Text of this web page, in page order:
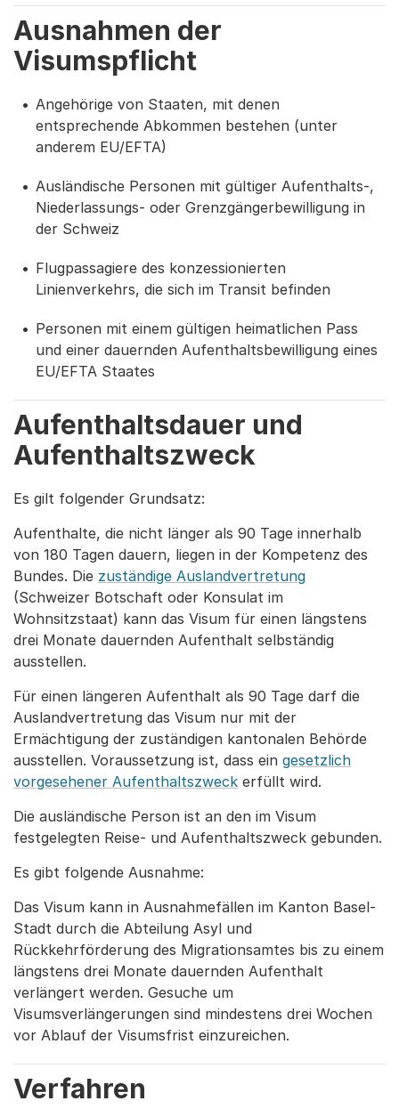
Ausnahmen der
Visumspflicht
Angehörige von Staaten, mit denen
entsprechende Abkommen bestehen (unter
anderem EU/EFTA)
Ausländische Personen mit gültiger Aufenthalts-,
Niederlassungs- oder Grenzgängerbewilligung in
der Schweiz
Flugpassagiere des konzessionierten
Linienverkehrs, die sich im Transit befinden
Personen mit einem gültigen heimatlichen Pass
und einer dauernden Aufenthaltsbewilligung eines
EU/EFTA Staates
Aufenthaltsdauer und
Aufenthaltszweck
Es gilt folgender Grundsatz:
Aufenthalte, die nicht länger als 90 Tage innerhalb
von 180 Tagen dauern, liegen in der Kompetenz des
Bundes. Die zuständige Auslandvertretung
(Schweizer Botschaft oder Konsulat im
Wohnsitzstaat) kann das Visum für einen längstens
drei Monate dauernden Aufenthalt selbständig
ausstellen.
Für einen längeren Aufenthalt als 90 Tage darf die
Auslandvertretung das Visum nur mit der
Ermächtigung der zuständigen kantonalen Behörde
ausstellen. Voraussetzung ist, dass ein gesetzlich
vorgesehener Aufenthaltszweck erfüllt wird.
Die ausländische Person ist an den im Visum
festgelegten Reise- und Aufenthaltszweck gebunden.
Es gibt folgende Ausnahme:
Das Visum kann in Ausnahmefällen im Kanton Basel-
Stadt durch die Abteilung Asyl und
Rückkehrförderung des Migrationsamtes bis zu einem
längstens drei Monate dauernden Aufenthalt
verlängert werden. Gesuche um
Visumsverlängerungen sind mindestens drei Wochen
vor Ablauf der Visumsfrist einzureichen.
Verfahren